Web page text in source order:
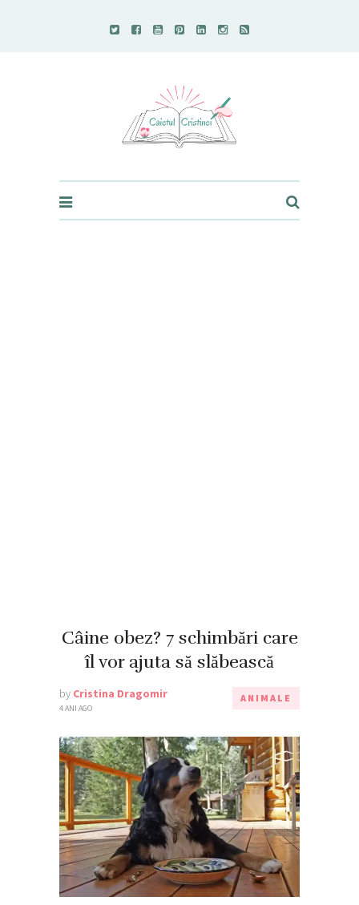
Câine obez? 7 schimbări care
îl vor ajuta să slăbească
by Cristina Dragomir
4 ANI AGO
ANIMALE